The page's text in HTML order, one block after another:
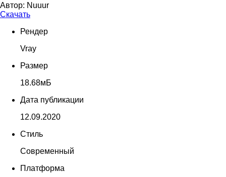
Автор: Nuuur
Скачать
Рендер
Vray
Размер
18.68мБ
Дата публикации
12.09.2020
Стиль
Современный
Платформа